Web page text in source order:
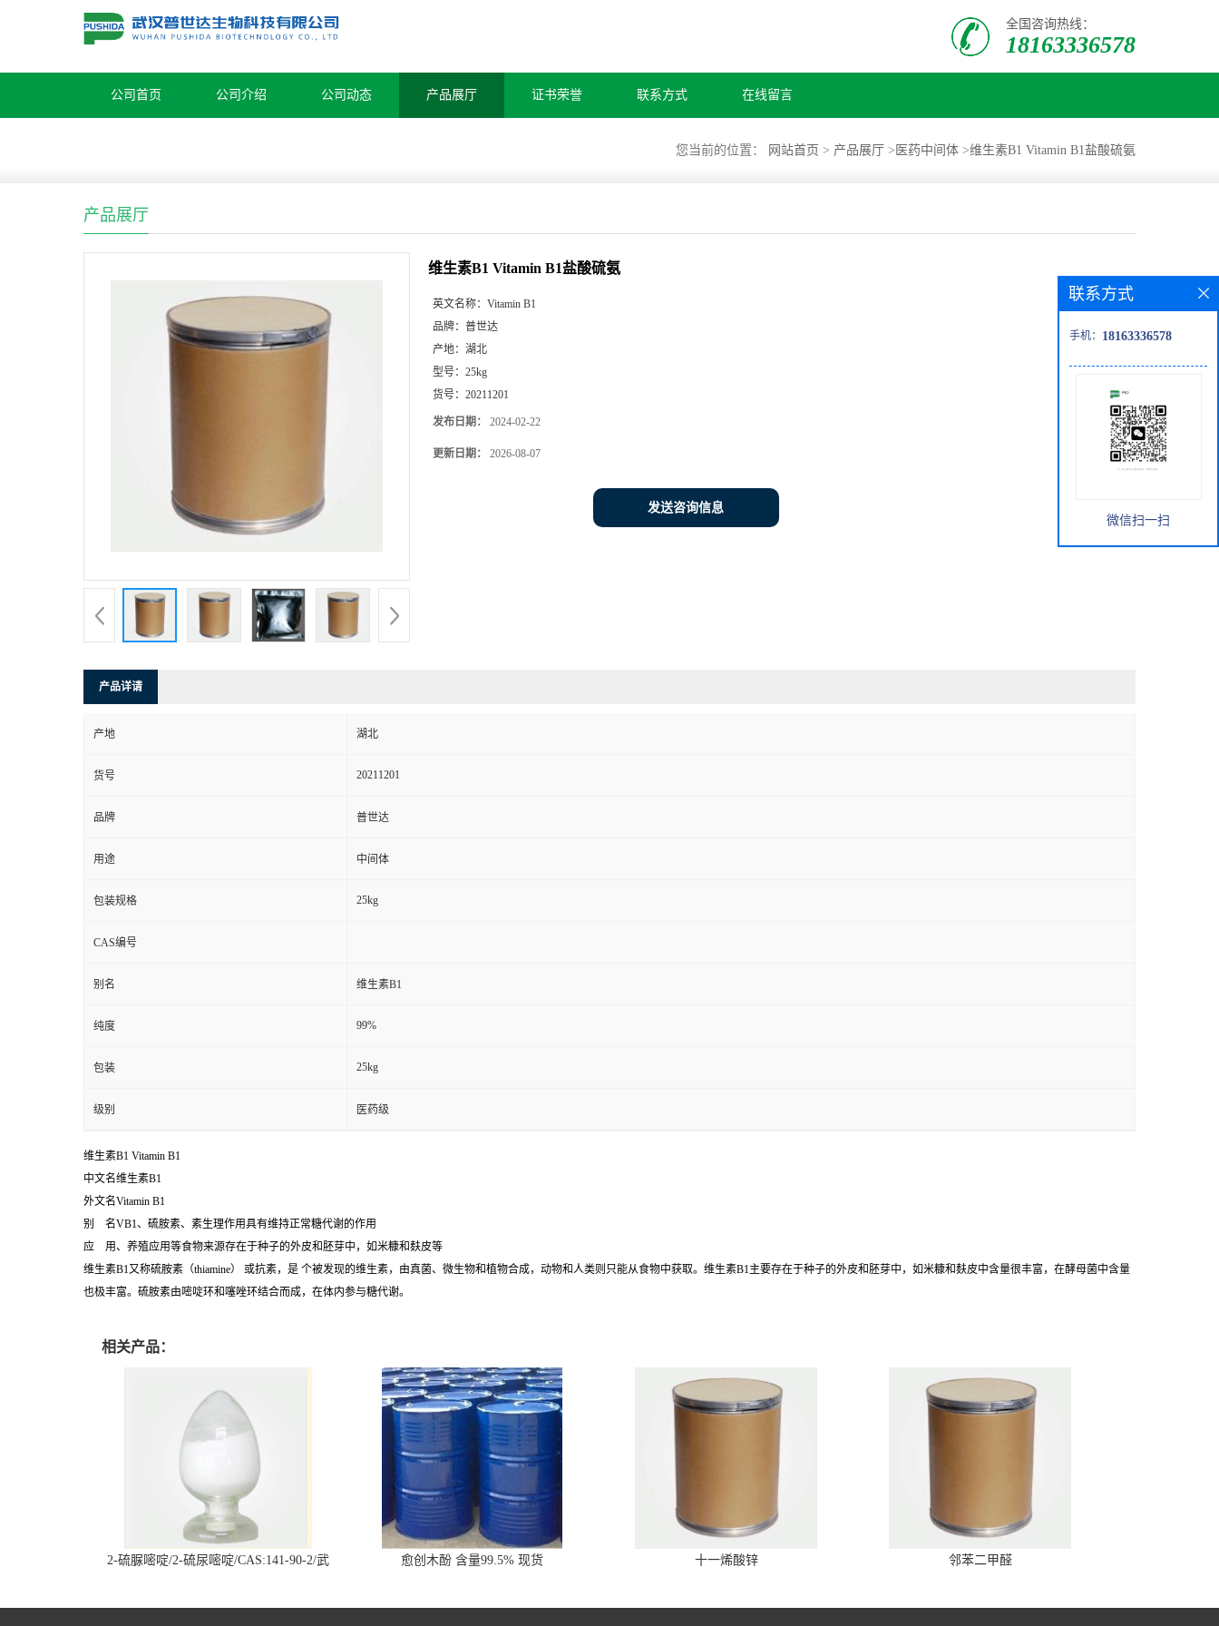
全国咨询热线：
18163336578
公司首页 公司介绍 公司动态 产品展厅 证书荣誉 联系方式 在线留言
您当前的位置： 网站首页 > 产品展厅 > 医药中间体 >维生素B1 Vitamin B1盐酸硫氨
产品展厅
维生素B1 Vitamin B1盐酸硫氨
英文名称： Vitamin B1
品牌： 普世达
产地： 湖北
型号： 25kg
货号： 20211201
发布日期： 2024-02-22
更新日期： 2026-08-07
发送咨询信息
产品详请
产地 湖北
货号 20211201
品牌 普世达
用途 中间体
包装规格 25kg
CAS编号
别名 维生素B1
纯度 99%
包装 25kg
级别 医药级
维生素B1 Vitamin B1
中文名维生素B1
外文名Vitamin B1
别 名VB1、硫胺素、素生理作用具有维持正常糖代谢的作用
应 用、养殖应用等食物来源存在于种子的外皮和胚芽中，如米糠和麸皮等
维生素B1又称硫胺素（thiamine） 或抗素，是 个被发现的维生素，由真菌、微生物和植物合成，动物和人类则只能从食物中获取。维生素B1主要存在于种子的外皮和胚芽中，如米糠和麸皮中含量很丰富，在酵母菌中含量
也极丰富。硫胺素由嘧啶环和噻唑环结合而成，在体内参与糖代谢。
相关产品：
2-硫脲嘧啶/2-硫尿嘧啶/CAS:141-90-2/武
愈创木酚 含量99.5% 现货 十一烯酸锌 邻苯二甲醛
联系方式
手机： 18163336578
微信扫一扫